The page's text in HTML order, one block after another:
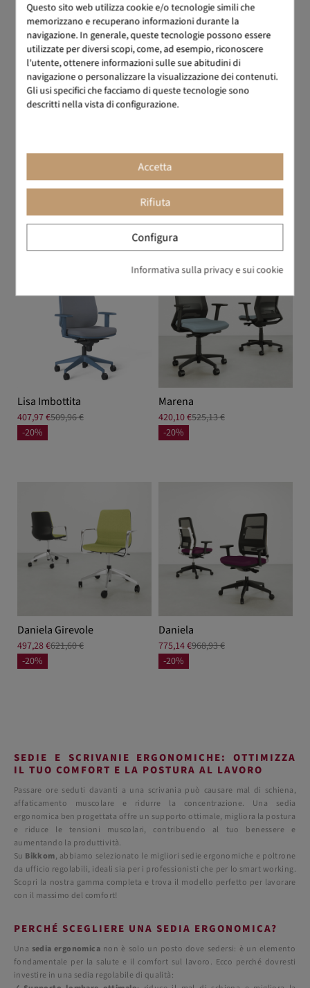
SPEDIZIONE IMMEDIATA
Da 5 a 7 giorni lavorativi
299,00 €498,33 €
Bella
329,00 €548,33 €
-40%
Lisa Imbottita
407,97 €509,96 €
-20%
Da 5 a 7 giorni lavorativi
Marena
420,10 €525,13 €
-20%
Daniela Girevole
497,28 €621,60 €
-20%
Daniela
775,14 €968,93 €
-20%
SEDIE E SCRIVANIE ERGONOMICHE: OTTIMIZZA
IL TUO COMFORT E LA POSTURA AL LAVORO
Passare ore seduti davanti a una scrivania può causare mal di schiena,
affaticamento muscolare e ridurre la concentrazione. Una sedia
ergonomica ben progettata offre un supporto ottimale, migliora la postura
e riduce le tensioni muscolari, contribuendo al tuo benessere e
aumentando la produttività.
Su Bikkom, abbiamo selezionato le migliori sedie ergonomiche e poltrone
da ufficio regolabili, ideali sia per i professionisti che per lo smart working.
Scopri la nostra gamma completa e trova il modello perfetto per lavorare
con il massimo del comfort!
PERCHÉ SCEGLIERE UNA SEDIA ERGONOMICA?
Una sedia ergonomicanon è solo un posto dove sedersi: è un elemento
fondamentale per la salute e il comfort sul lavoro. Ecco perché dovresti
investire in una sedia regolabile di qualità:
Questo sito web utilizza cookie e/o tecnologie simili che
memorizzano e recuperano informazioni durante la
navigazione. In generale, queste tecnologie possono essere
utilizzate per diversi scopi, come, ad esempio, riconoscere
l'utente, ottenere informazioni sulle sue abitudini di
navigazione o personalizzare la visualizzazione dei contenuti.
Gli usi specifici che facciamo di queste tecnologie sono
descritti nella vista di configurazione.
Accetta
Rifiuta
Configura
Informativa sulla privacy e sui cookie